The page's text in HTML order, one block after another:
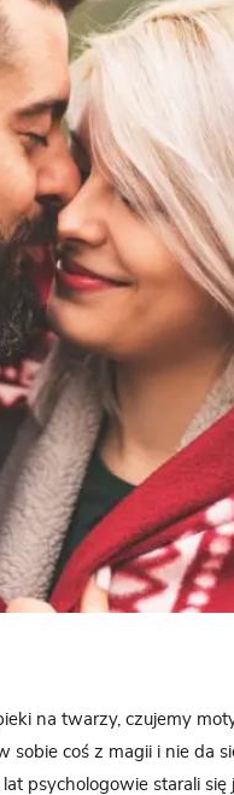
na twarzy, czujemy
sobie coś z magii i nie da
psychologowie starali się